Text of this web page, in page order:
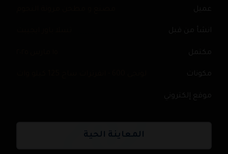
عميل
انشأ من قبل
مكتمل
مكونات
موقع إلكتروني
المعاينة الحية